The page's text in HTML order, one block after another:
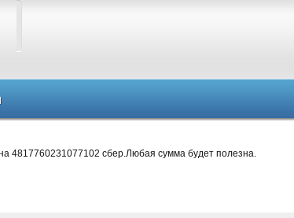
4817760231077102 сбер.Любая сумма будет полезна.